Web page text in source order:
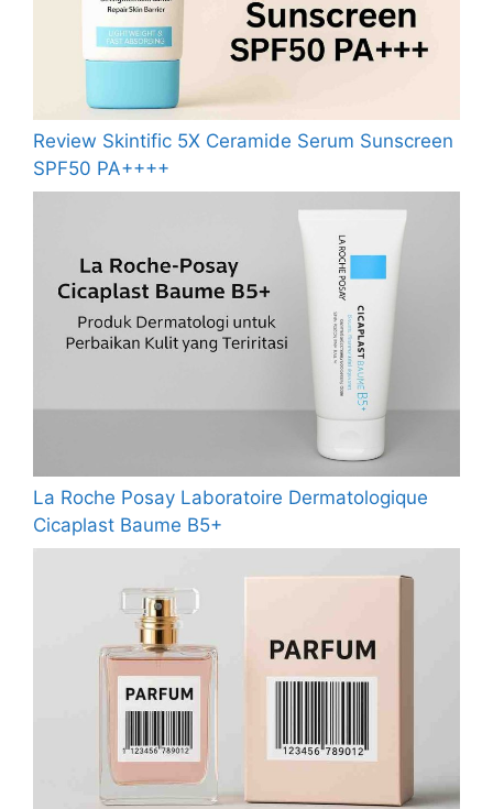
Review Skintific 5X Ceramide Serum Sunscreen
SPF50 PA++++
La Roche Posay Laboratoire Dermatologique
Cicaplast Baume B5+